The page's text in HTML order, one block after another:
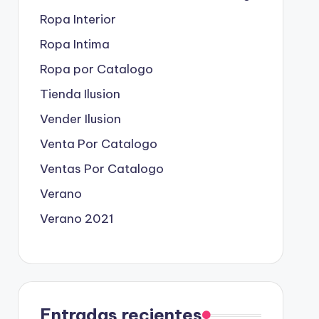
Ropa Interior
Ropa Intima
Ropa por Catalogo
Tienda Ilusion
Vender Ilusion
Venta Por Catalogo
Ventas Por Catalogo
Verano
Verano 2021
Entradas recientes